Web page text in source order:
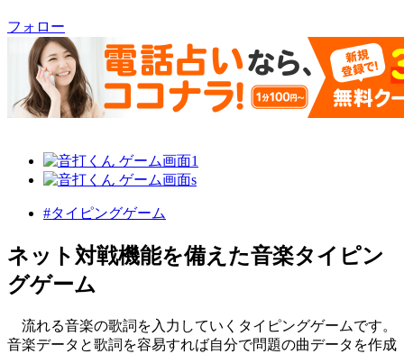
フォロー
#タイピングゲーム
ネット対戦機能を備えた音楽タイピン
グゲーム
流れる音楽の歌詞を入力していくタイピングゲームです。
音楽データと歌詞を容易すれば自分で問題の曲データを作成